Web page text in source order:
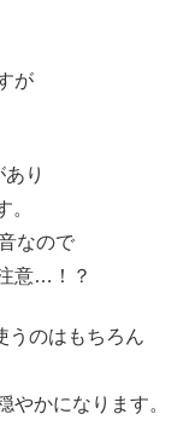
が
り
。
なので
意…！？
うのはもちろん
やかになります。